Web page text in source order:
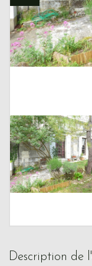
description de